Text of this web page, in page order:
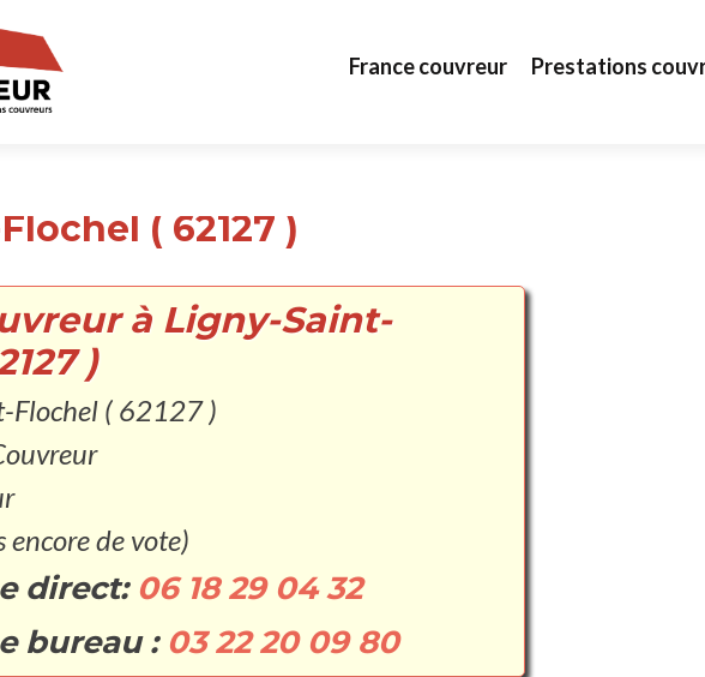
France couvreur Prestations
( 62127 )
à Ligny-Saint-
)
Flochel ( 62127 )
encore de vote)
direct: 06 18 29 04 32
bureau : 03 22 20 09 80